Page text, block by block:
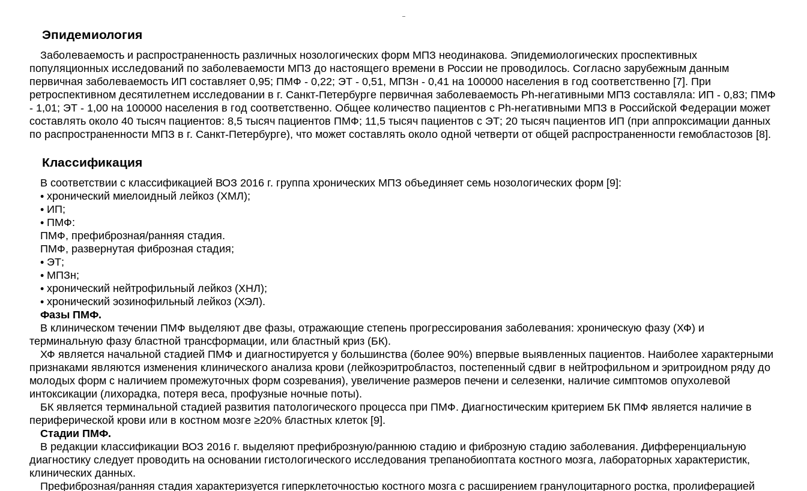
Эпидемиология
Заболеваемость и распространенность различных нозологических форм МПЗ неодинакова. Эпидемиологических проспективных
популяционных исследований по заболеваемости МПЗ до настоящего времени в России не проводилось. Согласно зарубежным данным
первичная заболеваемость ИП составляет 0,95; ПМФ - 0,22; ЭТ - 0,51, МПЗн - 0,41 на 100000 населения в год соответственно [7]. При
ретроспективном десятилетнем исследовании в г. Санкт-Петербурге первичная заболеваемость Ph-негативными МПЗ составляла: ИП - 0,83; ПМФ
- 1,01; ЭТ - 1,00 на 100000 населения в год соответственно. Общее количество пациентов с Ph-негативными МПЗ в Российской Федерации может
составлять около 40 тысяч пациентов: 8,5 тысяч пациентов ПМФ; 11,5 тысяч пациентов с ЭТ; 20 тысяч пациентов ИП (при аппроксимации данных
по распространенности МПЗ в г. Санкт-Петербурге), что может составлять около одной четверти от общей распространенности гемобластозов [8].
Классификация
В соответствии с классификацией ВОЗ 2016 г. группа хронических МПЗ объединяет семь нозологических форм [9]:
• хронический миелоидный лейкоз (ХМЛ);
• ИП;
• ПМФ:
ПМФ, префиброзная/ранняя стадия.
ПМФ, развернутая фиброзная стадия;
• ЭТ;
• МПЗн;
• хронический нейтрофильный лейкоз (ХНЛ);
• хронический эозинофильный лейкоз (ХЭЛ).
Фазы ПМФ.
В клиническом течении ПМФ выделяют две фазы, отражающие степень прогрессирования заболевания: хроническую фазу (ХФ) и
терминальную фазу бластной трансформации, или бластный криз (БК).
ХФ является начальной стадией ПМФ и диагностируется у большинства (более 90%) впервые выявленных пациентов. Наиболее характерными
признаками являются изменения клинического анализа крови (лейкоэритробластоз, постепенный сдвиг в нейтрофильном и эритроидном ряду до
молодых форм с наличием промежуточных форм созревания), увеличение размеров печени и селезенки, наличие симптомов опухолевой
интоксикации (лихорадка, потеря веса, профузные ночные поты).
БК является терминальной стадией развития патологического процесса при ПМФ. Диагностическим критерием БК ПМФ является наличие в
периферической крови или в костном мозге ≥20% бластных клеток [9].
Стадии ПМФ.
В редакции классификации ВОЗ 2016 г. выделяют префиброзную/раннюю стадию и фиброзную стадию заболевания. Дифференциальную
диагностику следует проводить на основании гистологического исследования трепанобиоптата костного мозга, лабораторных характеристик,
клинических данных.
Префиброзная/ранняя стадия характеризуется гиперклеточностью костного мозга с расширением гранулоцитарного ростка, пролиферацией